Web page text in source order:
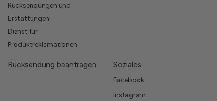
Rücksendungen und
Erstattungen
Dienst für
Produktreklamationen
Rücksendung beantragen Soziales
Facebook
Instagram